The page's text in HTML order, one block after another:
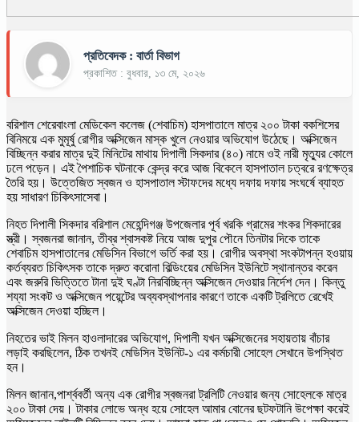
প্রতিবেদক : বার্তা বিভাগ
প্রকাশিত : বুধবার, ১৩ মে, ২০২৬
বরিশাল শেরেবাংলা মেডিকেল কলেজ (শেবাচিম) হাসপাতালে মাত্র ২০০ টাকা বকশিসের
বিনিময়ে এক মুমূর্ষু রোগীর অক্সিজেন মাস্ক খুলে নেওয়ার অভিযোগ উঠেছে। অক্সিজেন
বিচ্ছিন্ন করার মাত্র দুই মিনিটের মাথায় দিপালী সিকদার (৪০) নামে ওই নারী মৃত্যুর কোলে
ঢলে পড়েন। এই পৈশাচিক ঘটনাকে কেন্দ্র করে আজ বিকেলে হাসপাতাল চত্বরে রণক্ষেত্র
তৈরি হয়। উত্তেজিত স্বজন ও হাসপাতাল স্টাফদের মধ্যে দফায় দফায় সংঘর্ষে ব্যাহত
হয় সাধারণ চিকিৎসাসেবা।
নিহত দিপালী সিকদার বরিশাল মেহেন্দিগঞ্জ উপজেলার পূর্ব খরকি গ্রামের শংকর শিকদারের
স্ত্রী। স্বজনরা জানান, তীব্র শ্বাসকষ্ট নিয়ে আজ দুপুর পৌনে তিনটার দিকে তাকে
শেবাচিম হাসপাতালের মেডিসিন বিভাগে ভর্তি করা হয়। রোগীর অবস্থা সংকটাপন্ন হওয়ায়
কর্তব্যরত চিকিৎসক তাকে দ্রুত করোনা বিল্ডিংয়ের মেডিসিন ইউনিটে স্থানান্তর করেন
এবং জরুরি ভিত্তিতে টানা দুই ঘণ্টা নিরবিচ্ছিন্ন অক্সিজেন দেওয়ার নির্দেশ দেন। কিন্তু
শয্যা সংকট ও অক্সিজেন পয়েন্টের অব্যবস্থাপনার কারণে তাকে একটি ট্রলিতে রেখেই
অক্সিজেন দেওয়া হচ্ছিল।
নিহতের ভাই মিলন হাওলাদারের অভিযোগ, দিপালী যখন অক্সিজেনের সহায়তায় বাঁচার
লড়াই করছিলেন, ঠিক তখনই মেডিসিন ইউনিট-১ এর কর্মচারী সোহেল সেখানে উপস্থিত
হন।
মিলন জানান,পার্শ্ববর্তী অন্য এক রোগীর স্বজনরা ট্রলিটি নেওয়ার জন্য সোহেলকে মাত্র
২০০ টাকা দেয়। টাকার লোভে অন্ধ হয়ে সোহেল আমার বোনের ছটফটানি উপেক্ষা করেই